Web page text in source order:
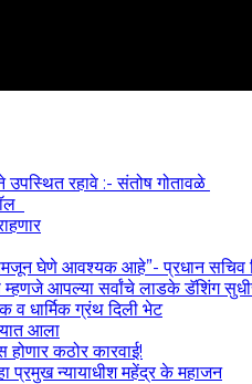
उपस्थित रहावे :- संतोष गोतावळे
समजून घेणे आवश्यक आहे”- प्रधान सचिव
म्हणजे आपल्या सर्वांचे लाडके डॅशिंग
व धार्मिक ग्रंथ दिली भेट
आला
होणार कठोर कारवाई!
प्रमुख न्यायाधीश महेंद्र के महाजन